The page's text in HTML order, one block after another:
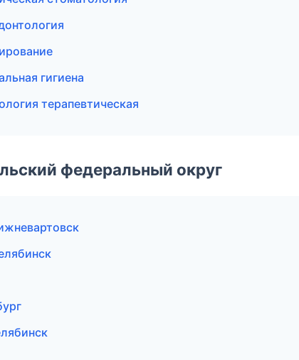
гигиена
терапевтическая
федеральный округ